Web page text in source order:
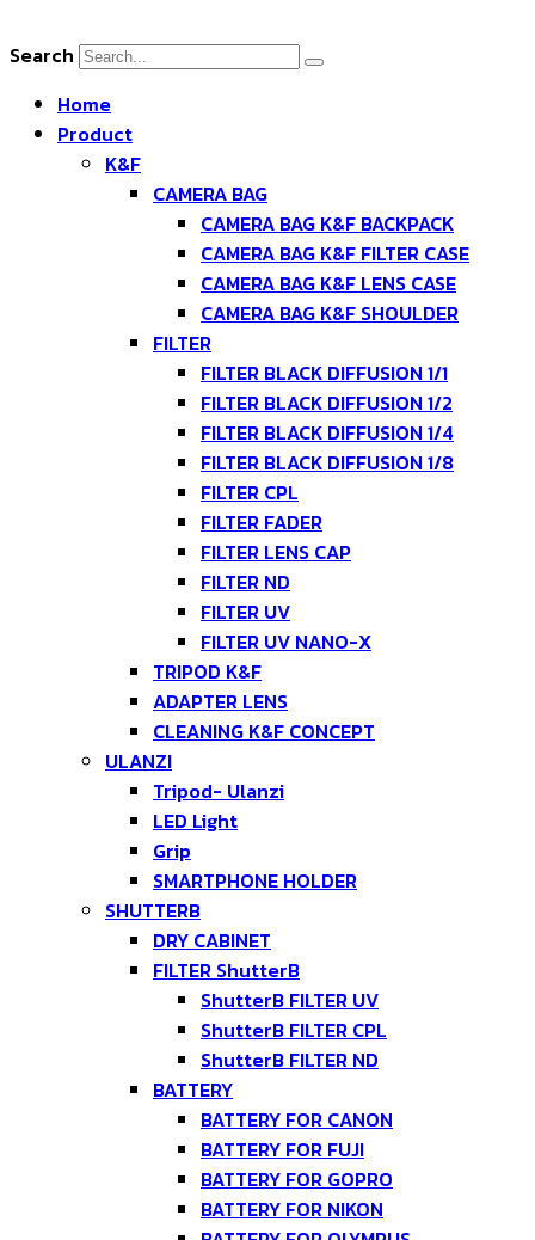
to
Search
Home
Product
K&F
CAMERA BAG
CAMERA BAG K&F BACKPACK
CAMERA BAG K&F FILTER CASE
CAMERA BAG K&F LENS CASE
CAMERA BAG K&F SHOULDER
FILTER
FILTER BLACK DIFFUSION 1/1
FILTER BLACK DIFFUSION 1/2
FILTER BLACK DIFFUSION 1/4
FILTER BLACK DIFFUSION 1/8
FILTER CPL
FILTER FADER
FILTER LENS CAP
FILTER ND
FILTER UV
FILTER UV NANO-X
TRIPOD K&F
ADAPTER LENS
CLEANING K&F CONCEPT
ULANZI
Tripod- Ulanzi
LED Light
Grip
SMARTPHONE HOLDER
SHUTTERB
DRY CABINET
FILTER ShutterB
ShutterB FILTER UV
ShutterB FILTER CPL
ShutterB FILTER ND
BATTERY
BATTERY FOR CANON
BATTERY FOR FUJI
BATTERY FOR GOPRO
BATTERY FOR NIKON